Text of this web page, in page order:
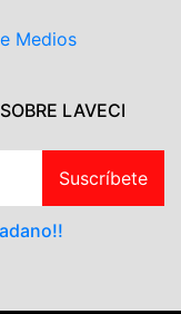
Medios
LAVECI
Suscríbete